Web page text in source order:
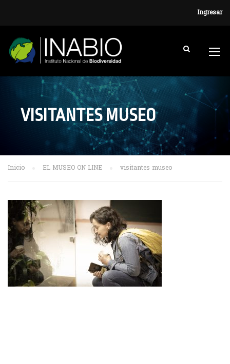
Ingresar
VISITANTES MUSEO
Inicio EL MUSEO ON LINE visitantes museo